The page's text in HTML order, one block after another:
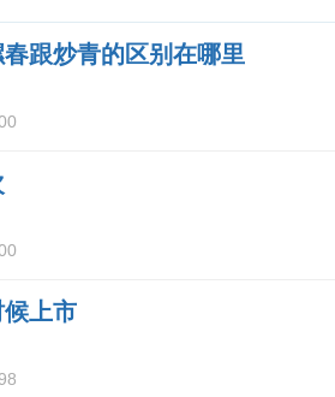
母、亲友的
跟炒青的区别在哪里
上市